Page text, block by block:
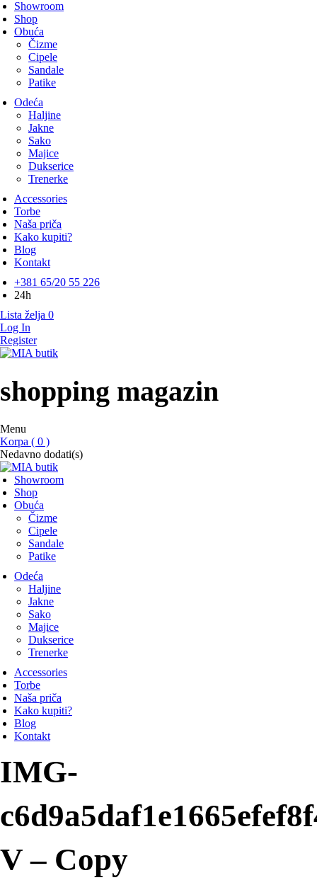
Showroom
Shop
Obuća
Čizme
Cipele
Sandale
Patike
Odeća
Haljine
Jakne
Sako
Majice
Dukserice
Trenerke
Accessories
Torbe
Naša priča
Kako kupiti?
Blog
Kontakt
+381 65/20 55 226
24h
Lista želja 0
Log In
Register
MIA butik
shopping magazin
Menu
Korpa ( 0 )
Nedavno dodati(s)
Showroom
Shop
Obuća
Čizme
Cipele
Sandale
Patike
Odeća
Haljine
Jakne
Sako
Majice
Dukserice
Trenerke
Accessories
Torbe
Naša priča
Kako kupiti?
Blog
Kontakt
IMG-
V – Copy